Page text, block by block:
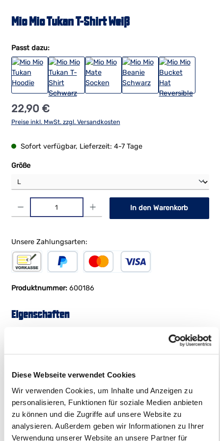
Diese Webseite verwendet Cookies
Wir verwenden Cookies, um Inhalte und Anzeigen zu
personalisieren, Funktionen für soziale Medien anbieten
zu können und die Zugriffe auf unsere Website zu
analysieren. Außerdem geben wir Informationen zu Ihrer
Verwendung unserer Website an unsere Partner für
Mio Mio Tukan T-Shirt Weiß
Passt dazu:
Regulärer Preis:
22,90 €
Preise inkl. MwSt. zzgl. Versandkosten
Sofort verfügbar, Lieferzeit: 4-7 Tage
Größeauswählen
Produkt Anzahl: Gib den gewünschten Wert ein oder benutze die
In den Warenkorb
Unsere Zahlungsarten:
Produktnummer: 600186
Eigenschaften
Mit stolzer Brust, Mio Mio im Herzen! Unser Tukan Pablo
fliegt jetzt mit dir durch deine Abenteuer. Und das auf
einem Unisex-Shirt aus 100% GOTS zertifizierter Bio-
Baumwolle. Da unsere T-Shirts eine lange Passform haben,
empfehlen wir eine Größe unter eurer regulären Größe.